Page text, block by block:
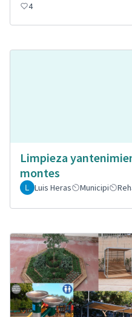
4
Limpieza
montes
Luis Heras Municipi